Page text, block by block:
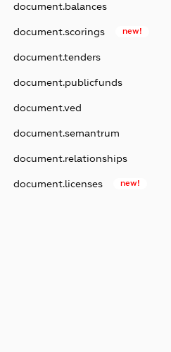
document.balances
document.scorings new!
document.tenders
document.publicfunds
document.ved
document.semantrum
document.relationships
document.licenses new!